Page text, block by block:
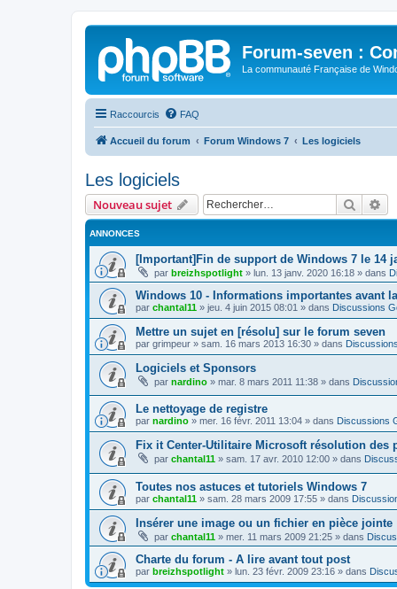
Forum-seven :
La communauté Française de
Raccourcis FAQ
Accueil du forum Forum Windows 7 Les logiciels
Les logiciels
Nouveau sujet
ANNONCES
[Important]Fin de support de Windows 7 le 14
par breizhspotlight » lun. 13 janv. 2020 16:18 » dans
Windows 10 - Informations importantes avant
par chantal11 » jeu. 4 juin 2015 08:01 » dans Discussions
Mettre un sujet en [résolu] sur le forum seven
par grimpeur » sam. 16 mars 2013 16:30 » dans
Logiciels et Sponsors
par nardino » mar. 8 mars 2011 11:38 » dans
Le nettoyage de registre
par nardino » mer. 16 févr. 2011 13:04 » dans Discussions
Fix it Center-Utilitaire Microsoft résolution des
par chantal11 » sam. 17 avr. 2010 12:00 » dans
Toutes nos astuces et tutoriels Windows 7
par chantal11 » sam. 28 mars 2009 17:55 » dans
Insérer une image ou un fichier en pièce jointe
par chantal11 » mer. 11 mars 2009 21:25 » dans
Charte du forum - A lire avant tout post
par breizhspotlight » lun. 23 févr. 2009 23:16 » dans